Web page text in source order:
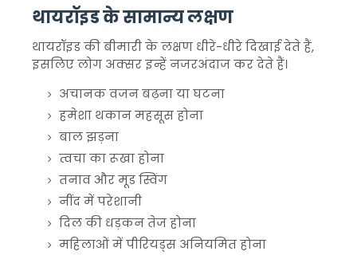
थायरॉइड के सामान्य लक्षण
थायरॉइड की बीमारी के लक्षण धीरे-धीरे दिखाई देते हैं,
इसलिए लोग अक्सर इन्हें नजरअंदाज कर देते हैं।
अचानक वजन बढ़ना या घटना
हमेशा थकान महसूस होना
बाल झड़ना
त्वचा का रूखा होना
तनाव और मूड स्विंग
नींद में परेशानी
दिल की धड़कन तेज होना
महिलाओं में पीरियड्स अनियमित होना